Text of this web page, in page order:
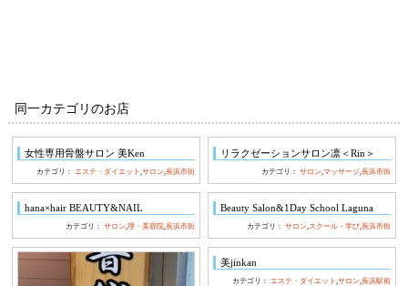
同一カテゴリのお店
女性専用骨盤サロン 美Ken
カテゴリ： エステ・ダイエット ,サロン ,長浜市街
リラクゼーションサロン凛＜Rin＞
カテゴリ：サロン ,マッサージ ,長浜市街
hana×hair BEAUTY&NAIL
カテゴリ：サロン,理・美容院,長浜市街
Beauty Salon&1Day School Laguna
カテゴリ：サロン,スクール・学び,長浜市街
美jinkan
カテゴリ：エステ・ダイエット,サロン,長浜駅前